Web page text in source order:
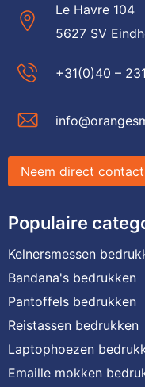
Le Havre 104
5627 SV
+31(0)40 –
Neem direct
Populaire
Kelnersmessen
Bandana's bedrukken
Pantoffels bedrukken
Reistassen bedrukken
Laptophoezen
Emaille mokken